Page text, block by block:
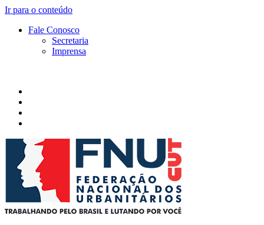
Ir para o conteúdo
Fale Conosco
Secretaria
Imprensa